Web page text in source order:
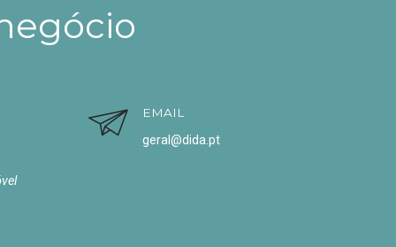
EMAIL
geral@dida.pt